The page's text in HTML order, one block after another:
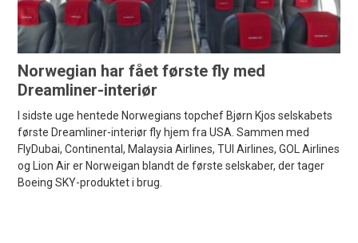
Norwegian har fået første fly med
Dreamliner-interiør
I sidste uge hentede Norwegians topchef Bjørn Kjos selskabets
første Dreamliner-interiør fly hjem fra USA. Sammen med
FlyDubai, Continental, Malaysia Airlines, TUI Airlines, GOL Airlines
og Lion Air er Norweigan blandt de første selskaber, der tager
Boeing SKY-produktet i brug.